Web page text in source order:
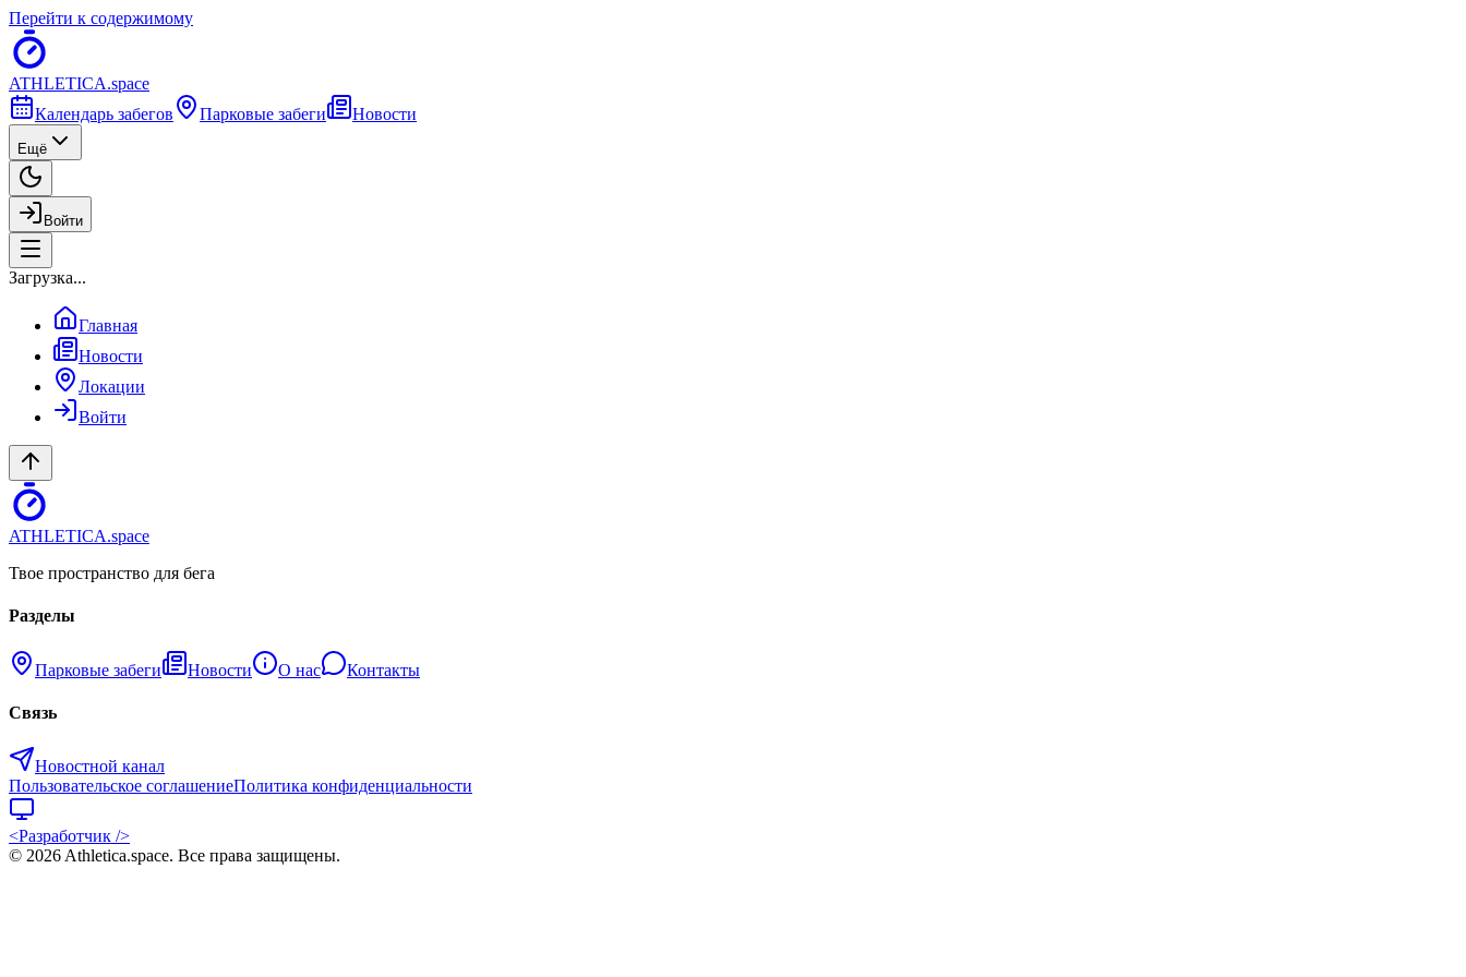
Перейти к содержимому
ATHLETICA.space
Календарь забегов
Парковые забеги Новости
Ещё
Войти
Загрузка...
Главная
Новости
Локации
Войти
ATHLETICA.space
Твое пространство для бега
Разделы
Парковые забеги Новости О нас Контакты
Связь
Новостной канал
Пользовательское соглашениеПолитика конфиденциальности
<Разработчик />
© 2026 Athletica.space. Все права защищены.